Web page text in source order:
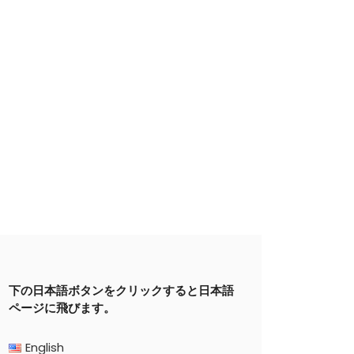
下の日本語ボタンをクリックすると日本語
ページに飛びます。
English